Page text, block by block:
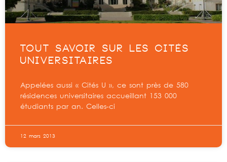
TOUT SAVOIR SUR LES CITÉS
UNIVERSITAIRES
Appelées aussi « Cités U », ce sont près de 580
résidences universitaires accueillant 153 000
étudiants par an. Celles-ci
12 mars 2013